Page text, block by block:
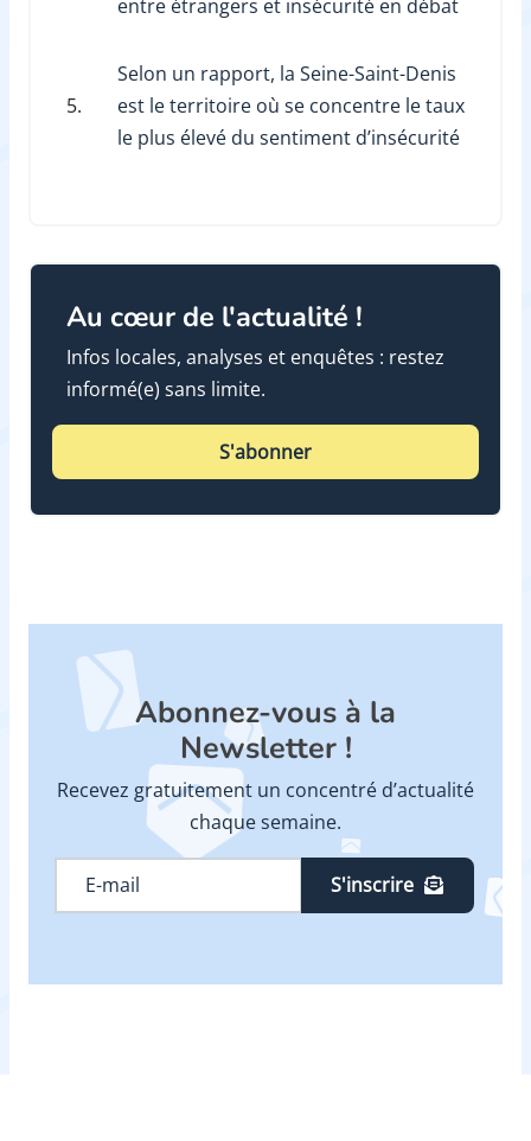
entre étrangers et insécurité en débat
5.
Selon un rapport, la Seine-Saint-Denis
est le territoire où se concentre le taux
le plus élevé du sentiment d’insécurité
Au cœur de l'actualité !
Infos locales, analyses et enquêtes : restez
informé(e) sans limite.
S'abonner
Abonnez-vous à la
Newsletter !
Recevez gratuitement un concentré d’actualité
chaque semaine.
S'inscrire